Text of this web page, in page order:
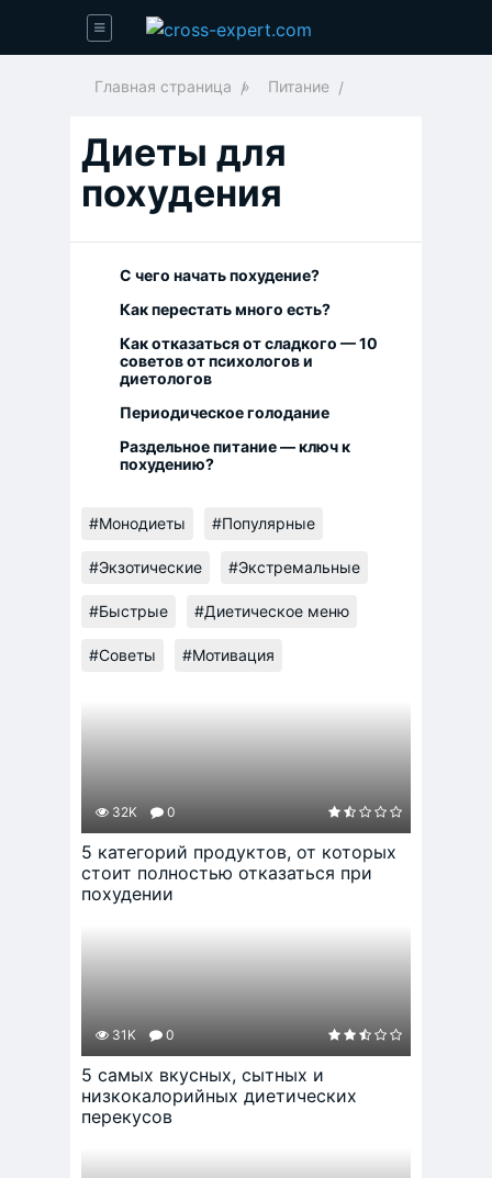
Главная страница » Питание
Диеты для
похудения
С чего начать похудение?
Как перестать много есть?
Как отказаться от сладкого — 10
советов от психологов и
диетологов
Периодическое голодание
Раздельное питание — ключ к
похудению?
#Монодиеты #Популярные
#Экзотические #Экстремальные
#Быстрые #Диетическое меню
#Советы #Мотивация
32K 0
5 категорий продуктов, от которых
стоит полностью отказаться при
похудении
31K 0
5 самых вкусных, сытных и
низкокалорийных диетических
перекусов